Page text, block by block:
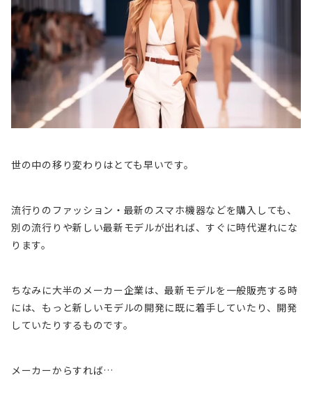
世の中の移り変わりはとても早いです。
流行りのファッション・最新のスマホ機器などを購入しても、
別の流行りや新しい最新モデルが出れば、すぐに時代遅れにな
ります。
ちなみに大半のメーカー企業は、最新モデルを一般販売する時
には、もっと新しいモデルの開発に既に着手していたり、開発
していたりするものです。
メーカーからすれば…